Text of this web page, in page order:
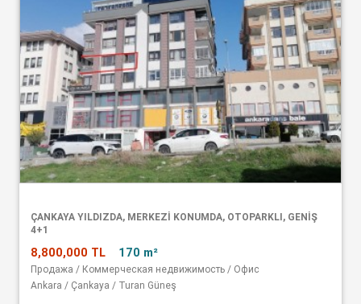
ÇANKAYA YILDIZDA, MERKEZI KONUMDA, OTOPARKLI, GENIŞ
4+1
8,800,000 TL 170 m²
Продажа / Коммерческая недвижимость / Офис
Ankara / Çankaya / Turan Güneş